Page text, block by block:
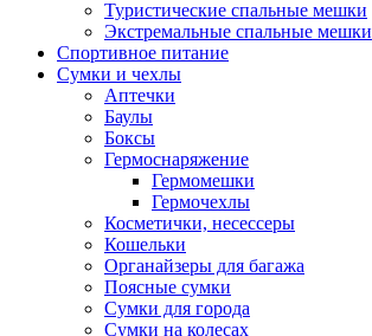
Туристические спальные мешки
Экстремальные спальные мешки
Спортивное питание
Сумки и чехлы
Аптечки
Баулы
Боксы
Гермоснаряжение
Гермомешки
Гермочехлы
Косметички, несессеры
Кошельки
Органайзеры для багажа
Поясные сумки
Сумки для города
Сумки на колесах